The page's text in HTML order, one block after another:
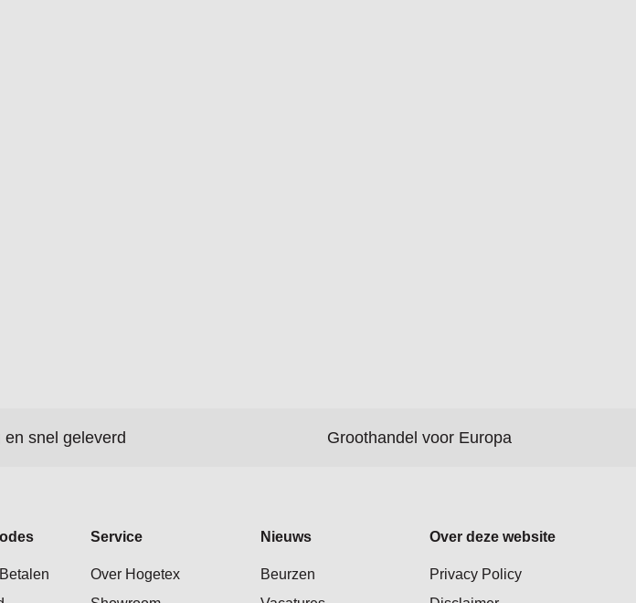
en snel geleverd Groothandel voor Europa
Service
Over Hogetex
Nieuws
Beurzen
Over deze website
Privacy Policy